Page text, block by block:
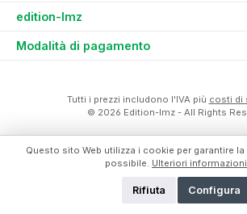
edition-lmz
Modalità di pagamento
Tutti i prezzi includono l'IVA più costi di
© 2026 Edition-lmz - All Rights
Questo sito Web utilizza i cookie per garantire
possibile. Ulteriori informazioni
Rifiuta Configura